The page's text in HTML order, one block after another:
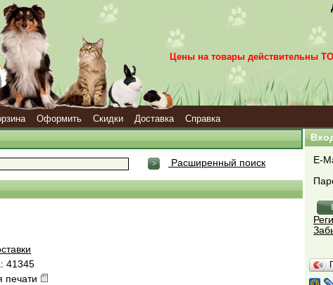
Цены на товары действительны
Оформить Скидки Доставка Справка
Расширенный поиск
41345
печати
E-